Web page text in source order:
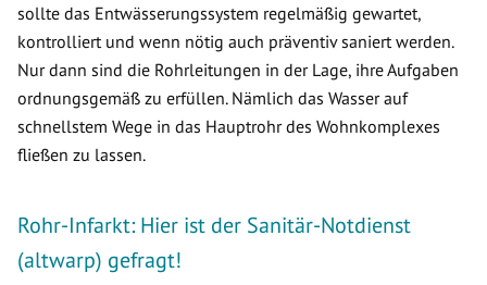
sollte das Entwässerungssystem regelmäßig gewartet,
kontrolliert und wenn nötig auch präventiv saniert werden.
Nur dann sind die Rohrleitungen in der Lage, ihre Aufgaben
ordnungsgemäß zu erfüllen. Nämlich das Wasser auf
schnellstem Wege in das Hauptrohr des Wohnkomplexes
fließen zu lassen.
Rohr-Infarkt: Hier ist der Sanitär-Notdienst
(altwarp) gefragt!